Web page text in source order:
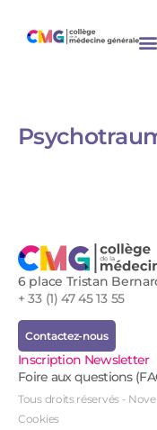
6 place Tristan
+ 33 (1) 47 45 13 55
Contactez-nous
Inscription Newsletter
Foire aux questions
Tous droits réservés -
Cookies